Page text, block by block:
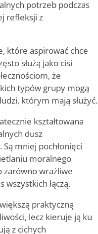
potrzeb podczas
refleksji z
które aspirować chce
służą jako cisi
że
typów grupy mogą
którym mają służyć.
kształtowana
dusz
mniej pochłonięci
moralnego
zarówno wrażliwe
łączą.
praktyczną
lecz kieruje ją ku
z cichych